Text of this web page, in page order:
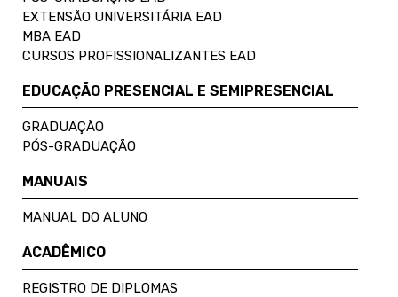
EXTENSÃO UNIVERSITÁRIA EAD
MBA EAD
CURSOS PROFISSIONALIZANTES EAD
EDUCAÇÃO PRESENCIAL E SEMIPRESENCIAL
GRADUAÇÃO
PÓS-GRADUAÇÃO
MANUAIS
MANUAL DO ALUNO
ACADÊMICO
REGISTRO DE DIPLOMAS